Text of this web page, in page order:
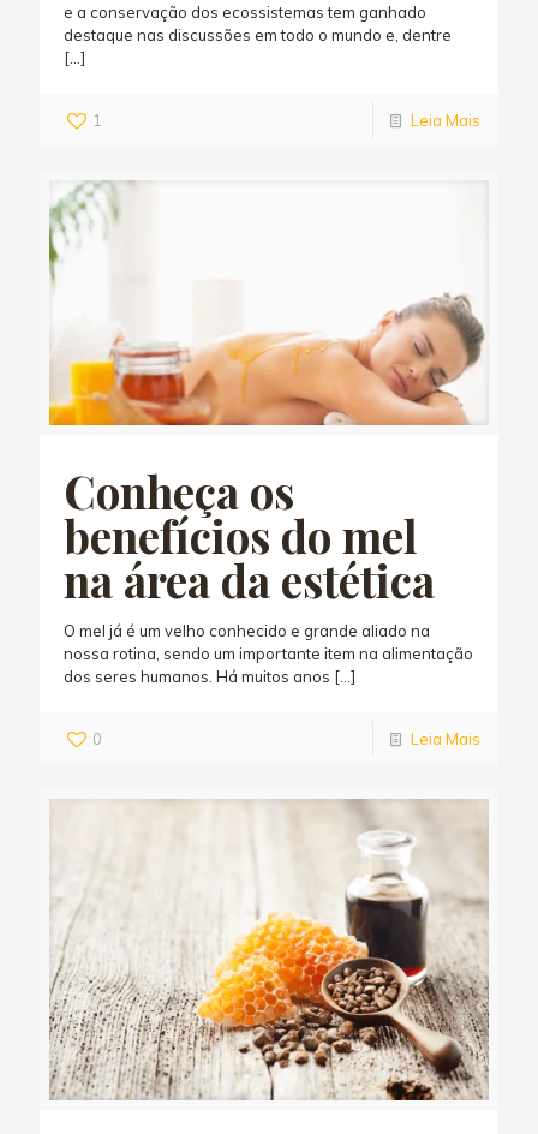
e a conservação dos ecossistemas tem ganhado
destaque nas discussões em todo o mundo e, dentre
[…]
1 Leia Mais
Conheça os
benefícios do mel
na área da estética
O mel já é um velho conhecido e grande aliado na
nossa rotina, sendo um importante item na alimentação
dos seres humanos. Há muitos anos […]
0 Leia Mais